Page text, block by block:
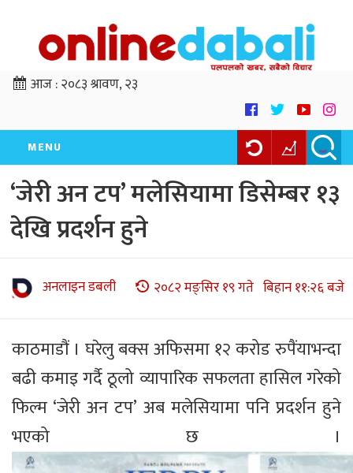
आज :२०८३ श्रावण, २३
MENU
‘जेरी अन टप’ मलेसियामा डिसेम्बर १३
देखि प्रदर्शन हुने
अनलाइन डबली २०८२ मङ्सिर १९ गते बिहान ११:२६ बजे
काठमाडौं । घरेलु बक्स अफिसमा १२ करोड रुपैंयाभन्दा
बढी कमाइ गर्दै ठूलो व्यापारिक सफलता हासिल गरेको
फिल्म ‘जेरी अन टप’ अब मलेसियामा पनि प्रदर्शन हुने
भएको छ ।